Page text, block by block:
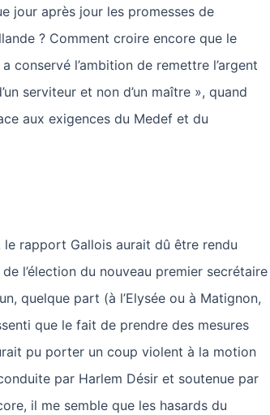
jour après jour les promesses de
? Comment croire encore que le
conservé l’ambition de remettre l’argent
serviteur et non d’un maître », quand
aux exigences du Medef et du
le rapport Gallois aurait dû être rendu
l’élection du nouveau premier secrétaire
quelque part (à l’Elysée ou à Matignon,
que le fait de prendre des mesures
pu porter un coup violent à la motion
par Harlem Désir et soutenue par
il me semble que les hasards du